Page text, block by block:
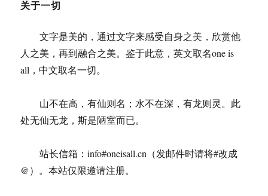
关于一切
文字是美的，通过文字来感受自身之美，欣赏他
人之美，再到融合之美。鉴于此意，英文取名one is
all，中文取名一切。
山不在高，有仙则名；水不在深，有龙则灵。此
处无仙无龙，斯是陋室而已。
站长信箱：info#oneisall.cn（发邮件时请将#改成
@）。本站仅限邀请注册。